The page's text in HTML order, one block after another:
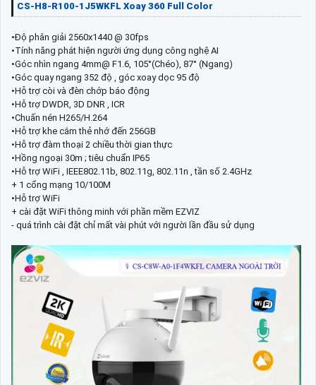
CS-H8-R100-1J5WKFL Xoay 360 Full Color
•Độ phân giải 2560x1440 @ 30fps
•Tính năng phát hiện người ứng dụng công nghệ AI
•Góc nhìn ngang 4mm@ F1.6, 105°(Chéo), 87° (Ngang)
•Góc quay ngang 352 độ , góc xoay dọc 95 độ
•Hỗ trợ còi và đèn chớp báo động
•Hỗ trợ DWDR, 3D DNR , ICR
•Chuấn nén H265/H.264
•Hỗ trợ khe cắm thẻ nhớ đến 256GB
•Hỗ trợ đàm thoại 2 chiều thời gian thực
•Hồng ngoại 30m ; tiêu chuẩn IP65
•Hỗ trợ WiFi , IEEE802.11b, 802.11g, 802.11n , tần số 2.4GHz
+ 1 cổng mạng 10/100M
•Hỗ trợ WiFi
+ cài đặt WiFi thông minh với phần mềm EZVIZ
- quá trình cài đặt chỉ mất vài phút với người lần đầu sử dụng